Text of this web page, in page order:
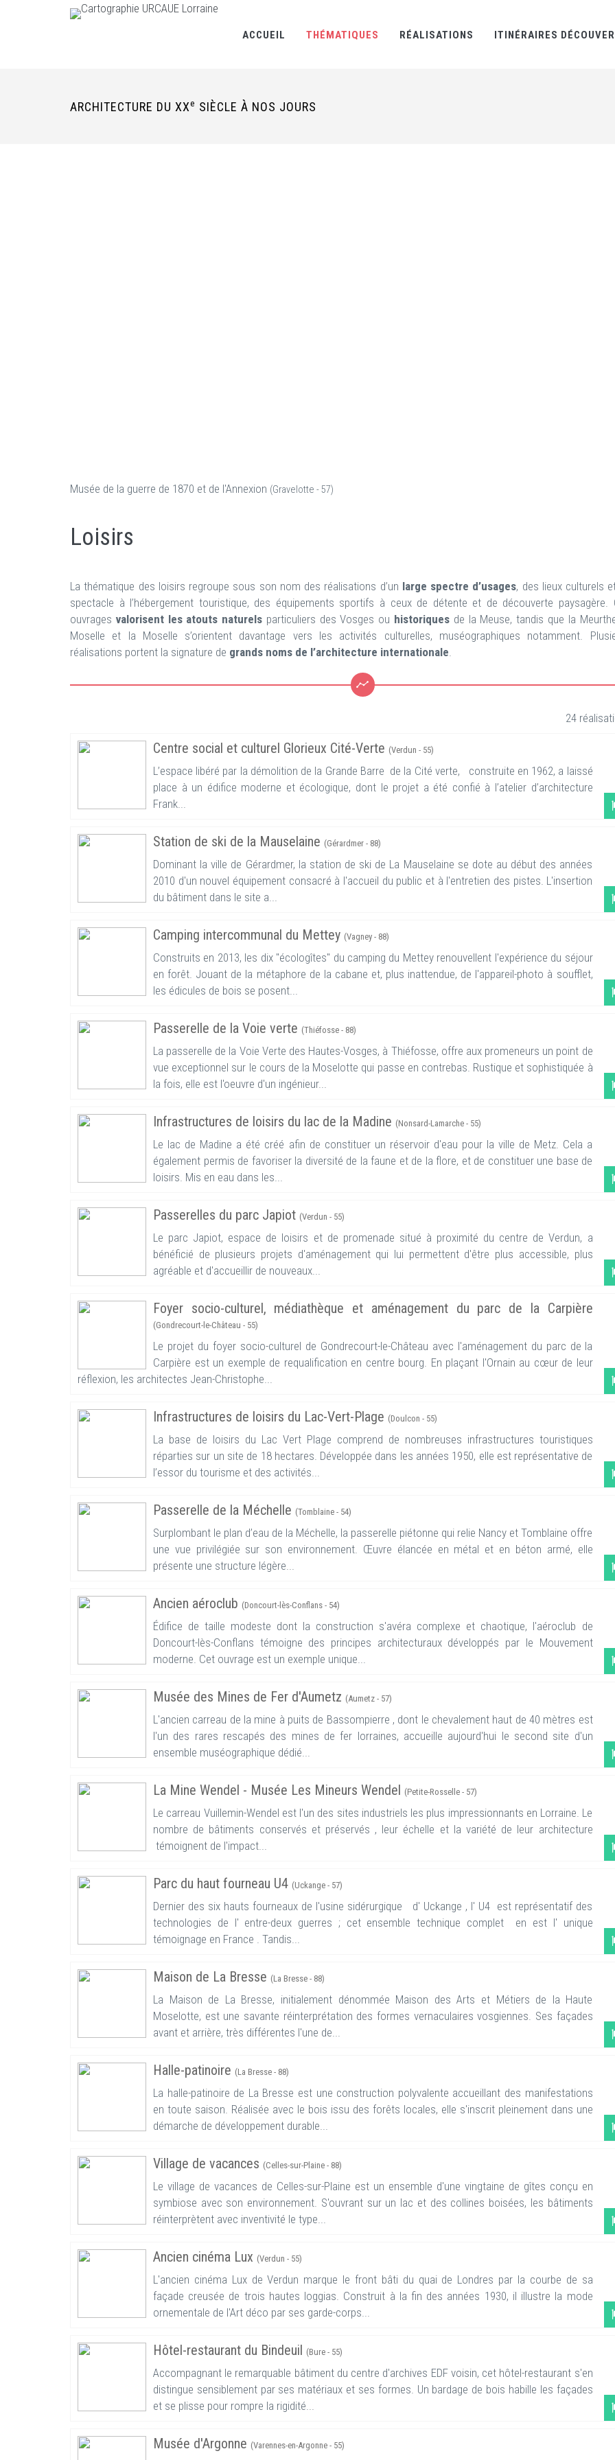
ACCUEIL THÉMATIQUES RÉALISATIONS ITINÉRAIRES
ARCHITECTURE DU XXe SIÈCLE À NOS JOURS
Musée de la guerre de 1870 et de l'Annexion (Gravelotte - 57)
Loisirs
La thématique des loisirs regroupe sous son nom des réalisations d’un large spectre d’usages, des lieux culturels
spectacle à l’hébergement touristique, des équipements sportifs à ceux de détente et de découverte paysagère.
ouvrages valorisent les atouts naturels particuliers des Vosges ou historiques de la Meuse, tandis que la
Moselle et la Moselle s’orientent davantage vers les activités culturelles, muséographiques notamment.
réalisations portent la signature de grands noms de l’architecture internationale.
24
Centre social et culturel Glorieux Cité-Verte (Verdun - 55)
L’espace libéré par la démolition de la Grande Barre de la Cité verte, construite en 1962, a laissé
place à un édifice moderne et écologique, dont le projet a été confié à l’atelier d’architecture
Frank...
Station de ski de la Mauselaine (Gérardmer - 88)
Dominant la ville de Gérardmer, la station de ski de La Mauselaine se dote au début des années
2010 d'un nouvel équipement consacré à l'accueil du public et à l'entretien des pistes. L'insertion
du bâtiment dans le site a...
Camping intercommunal du Mettey (Vagney - 88)
Construits en 2013, les dix "écologîtes" du camping du Mettey renouvellent l'expérience du séjour
en forêt. Jouant de la métaphore de la cabane et, plus inattendue, de l'appareil-photo à soufflet,
les édicules de bois se posent...
Passerelle de la Voie verte (Thiéfosse - 88)
La passerelle de la Voie Verte des Hautes-Vosges, à Thiéfosse, offre aux promeneurs un point de
vue exceptionnel sur le cours de la Moselotte qui passe en contrebas. Rustique et sophistiquée à
la fois, elle est l'oeuvre d'un ingénieur...
Infrastructures de loisirs du lac de la Madine (Nonsard-Lamarche - 55)
Le lac de Madine a été créé afin de constituer un réservoir d'eau pour la ville de Metz. Cela a
également permis de favoriser la diversité de la faune et de la flore, et de constituer une base de
loisirs. Mis en eau dans les...
Passerelles du parc Japiot (Verdun - 55)
Le parc Japiot, espace de loisirs et de promenade situé à proximité du centre de Verdun, a
bénéficié de plusieurs projets d'aménagement qui lui permettent d'être plus accessible, plus
agréable et d'accueillir de nouveaux...
Foyer socio-culturel, médiathèque et aménagement du parc de la Carpière
(Gondrecourt-le-Château - 55)
Le projet du foyer socio-culturel de Gondrecourt-le-Château avec l'aménagement du parc de la
Carpière est un exemple de requalification en centre bourg. En plaçant l'Ornain au cœur de leur
réflexion, les architectes Jean-Christophe...
Infrastructures de loisirs du Lac-Vert-Plage (Doulcon - 55)
La base de loisirs du Lac Vert Plage comprend de nombreuses infrastructures touristiques
réparties sur un site de 18 hectares. Développée dans les années 1950, elle est représentative de
l’essor du tourisme et des activités...
Passerelle de la Méchelle (Tomblaine - 54)
Surplombant le plan d’eau de la Méchelle, la passerelle piétonne qui relie Nancy et Tomblaine offre
une vue privilégiée sur son environnement. Œuvre élancée en métal et en béton armé, elle
présente une structure légère...
Ancien aéroclub (Doncourt-lès-Conflans - 54)
Édifice de taille modeste dont la construction s'avéra complexe et chaotique, l'aéroclub de
Doncourt-lès-Conflans témoigne des principes architecturaux développés par le Mouvement
moderne. Cet ouvrage est un exemple unique...
Musée des Mines de Fer d'Aumetz (Aumetz - 57)
L'ancien carreau de la mine à puits de Bassompierre , dont le chevalement haut de 40 mètres est
l'un des rares rescapés des mines de fer lorraines, accueille aujourd'hui le second site d'un
ensemble muséographique dédié...
La Mine Wendel - Musée Les Mineurs Wendel (Petite-Rosselle - 57)
Le carreau Vuillemin-Wendel est l'un des sites industriels les plus impressionnants en Lorraine. Le
nombre de bâtiments conservés et préservés , leur échelle et la variété de leur architecture
témoignent de l'impact...
Parc du haut fourneau U4 (Uckange - 57)
Dernier des six hauts fourneaux de l'usine sidérurgique d' Uckange , l' U4 est représentatif des
technologies de l' entre-deux guerres ; cet ensemble technique complet en est l' unique
témoignage en France . Tandis...
Maison de La Bresse (La Bresse - 88)
La Maison de La Bresse, initialement dénommée Maison des Arts et Métiers de la Haute
Moselotte, est une savante réinterprétation des formes vernaculaires vosgiennes. Ses façades
avant et arrière, très différentes l'une de...
Halle-patinoire (La Bresse - 88)
La halle-patinoire de La Bresse est une construction polyvalente accueillant des manifestations
en toute saison. Réalisée avec le bois issu des forêts locales, elle s'inscrit pleinement dans une
démarche de développement durable...
Village de vacances (Celles-sur-Plaine - 88)
Le village de vacances de Celles-sur-Plaine est un ensemble d'une vingtaine de gîtes conçu en
symbiose avec son environnement. S'ouvrant sur un lac et des collines boisées, les bâtiments
réinterprètent avec inventivité le type...
Ancien cinéma Lux (Verdun - 55)
L'ancien cinéma Lux de Verdun marque le front bâti du quai de Londres par la courbe de sa
façade creusée de trois hautes loggias. Construit à la fin des années 1930, il illustre la mode
ornementale de l'Art déco par ses garde-corps...
Hôtel-restaurant du Bindeuil (Bure - 55)
Accompagnant le remarquable bâtiment du centre d'archives EDF voisin, cet hôtel-restaurant s'en
distingue sensiblement par ses matériaux et ses formes. Un bardage de bois habille les façades
et se plisse pour rompre la rigidité...
Musée d'Argonne (Varennes-en-Argonne - 55)